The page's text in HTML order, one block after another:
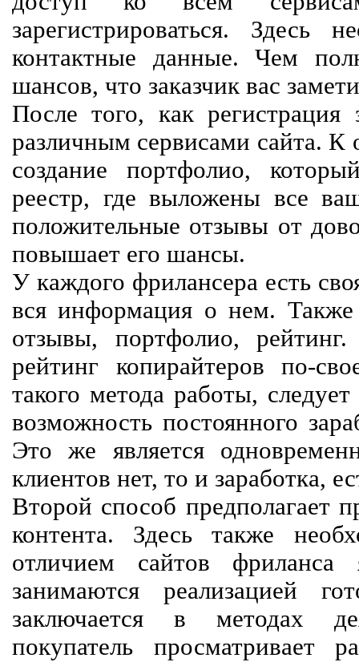
зарегистрироваться. Здесь
контактные данные. Чем
шансов, что заказчик вас
После того, как регистрация
различным сервисами сайта. К
создание портфолио,
реестр, где выложены все
положительные отзывы от
повышает его шансы.
У каждого фрилансера есть
вся информация о нем. Также
отзывы, портфолио,
рейтинг копирайтеров по-
такого метода работы,
возможность постоянного
Это же является
клиентов нет, то и заработка,
Второй способ предполагает
контента. Здесь также
отличием сайтов
занимаются реализацией
заключается в методах
покупатель просматривает